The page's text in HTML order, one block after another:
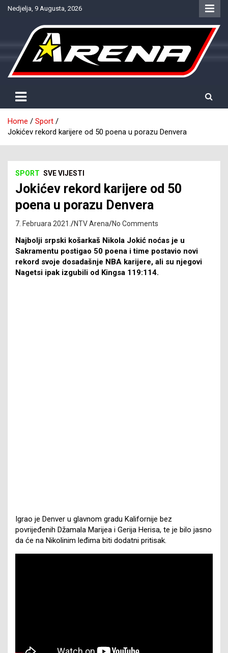
SkipNedjelja, 9 Augusta, 2026
NTV Arena
Home
Sport
Jokićev rekord karijere od 50 poena u porazu Denvera
SPORT SVE VIJESTI
Jokićev rekord karijere od 50
poena u porazu Denvera
7. Februara 2021. NTV Arena No Comments
Najbolji srpski košarkaš Nikola Jokić noćas je u
Sakramentu postigao 50 poena i time postavio novi
rekord svoje dosadašnje NBA karijere, ali su njegovi
Nagetsi ipak izgubili od Kingsa 119:114.
Igrao je Denver u glavnom gradu Kalifornije bez
povrijeđenih Džamala Marijea i Gerija Herisa, te je bilo jasno
da će na Nikolinim leđima biti dodatni pritisak.